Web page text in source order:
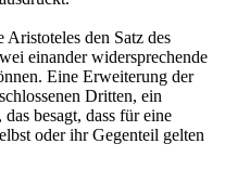
den Satz des
einander widersprechende
Eine Erweiterung der
Dritten, ein
besagt, dass für eine
oder ihr Gegenteil gelten